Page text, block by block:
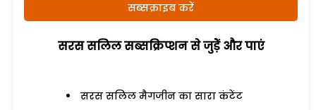
सब्सक्राइब करें
सरस सलिल सब्सक्रिप्शन से जुड़ेें और पाएं
सरस सलिल मैगजीन का सारा कंटेंट